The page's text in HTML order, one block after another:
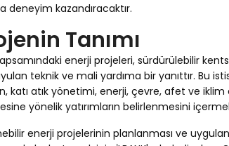
deneyim kazandıracaktır.
Tanımı
enerji projeleri, sürdürülebilir
teknik ve mali yardıma bir yanıttır. Bu
katı atık yönetimi, enerji, çevre, afet ve iklim
yönelik yatırımların belirlenmesini
enerji projelerinin planlanması ve